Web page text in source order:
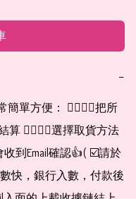
−
算 👉🏻👉🏻選擇取貨方法
到Email確認👍( ☑️請於
快，銀行入數，付款後